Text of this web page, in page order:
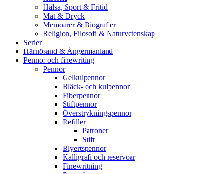
Hälsa, Sport & Fritid
Mat & Dryck
Memoarer & Biografier
Religion, Filosofi & Naturvetenskap
Serier
Härnösand & Ångermanland
Pennor och finewriting
Pennor
Gelkulpennor
Bläck- och kulpennor
Fiberpennor
Stiftpennor
Överstrykningspennor
Refiller
Patroner
Stift
Blyertspennor
Kalligrafi och reservoar
Finewritning